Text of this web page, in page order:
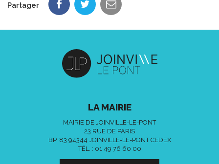
Partager
LA MAIRIE
MAIRIE DE JOINVILLE-LE-PONT
23 RUE DE PARIS
BP. 83 94344 JOINVILLE-LE-PONT CEDEX
TÉL. : 01 49 76 60 00